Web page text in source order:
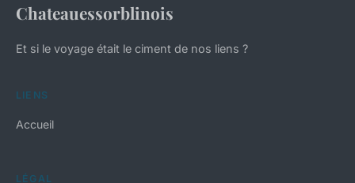
Chateauessorblinois
Et si le voyage était le ciment de nos liens ?
LIENS
Accueil
LÉGAL